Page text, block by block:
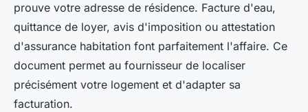
prouve votre adresse de résidence. Facture d'eau,
quittance de loyer, avis d'imposition ou attestation
d'assurance habitation font parfaitement l'affaire. Ce
document permet au fournisseur de localiser
précisément votre logement et d'adapter sa
facturation.